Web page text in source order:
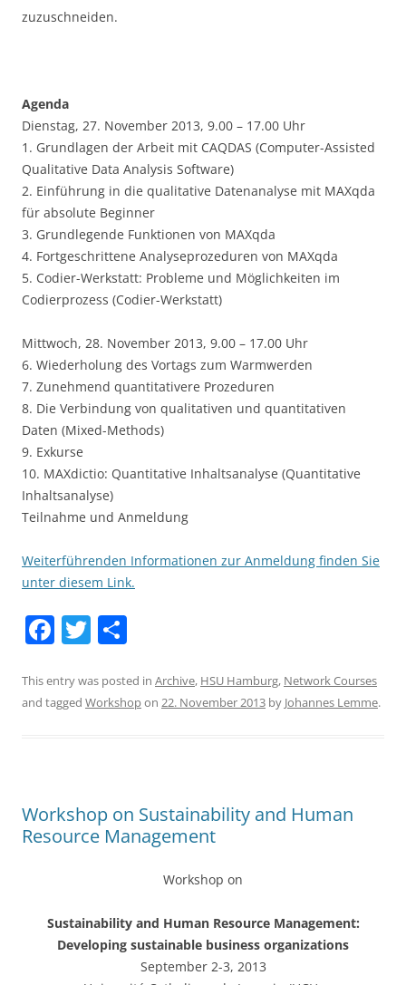
zuzuschneiden.
Agenda
Dienstag, 27. November 2013, 9.00 – 17.00 Uhr
1. Grundlagen der Arbeit mit CAQDAS (Computer-Assisted
Qualitative Data Analysis Software)
2. Einführung in die qualitative Datenanalyse mit MAXqda
für absolute Beginner
3. Grundlegende Funktionen von MAXqda
4. Fortgeschrittene Analyseprozeduren von MAXqda
5. Codier-Werkstatt: Probleme und Möglichkeiten im
Codierprozess (Codier-Werkstatt)
Mittwoch, 28. November 2013, 9.00 – 17.00 Uhr
6. Wiederholung des Vortags zum Warmwerden
7. Zunehmend quantitativere Prozeduren
8. Die Verbindung von qualitativen und quantitativen
Daten (Mixed-Methods)
9. Exkurse
10. MAXdictio: Quantitative Inhaltsanalyse (Quantitative
Inhaltsanalyse)
Teilnahme und Anmeldung
Weiterführenden Informationen zur Anmeldung finden Sie
unter diesem Link.
F
c
e
o
k
T
itt
er
ar
e
This entry was posted in Archive, HSU Hamburg, Network Courses
and tagged Workshopon 22. November 2013 by Johannes Lemme.
Workshop on Sustainability and Human
Resource Management
Workshop on
Sustainability and Human Resource Management:
Developing sustainable business organizations
September 2-3, 2013